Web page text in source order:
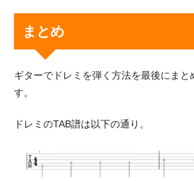
まとめ
ギターでドレミを弾く方法を最後にまと
す。
ドレミのTAB譜は以下の通り。